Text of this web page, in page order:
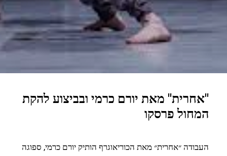
"אחרית" מאת יורם כרמי ובביצוע להקת
המחול פרסקו
העבודה ״אחרית״ מאת הכוריאוגרף הותיק יורם כרמי, ספוגה